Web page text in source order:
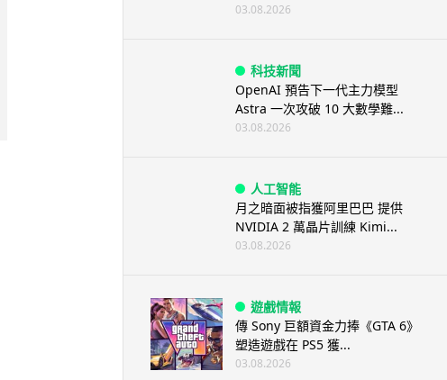
03.08.2026
科技新聞
OpenAI 預告下一代主力模型
Astra 一次攻破 10 大數學難...
03.08.2026
人工智能
月之暗面被指獲阿里巴巴 提供
NVIDIA 2 萬晶片訓練 Kimi...
03.08.2026
遊戲情報
傳 Sony 巨額資金力捧《GTA 6》
塑造遊戲在 PS5 獲...
03.08.2026